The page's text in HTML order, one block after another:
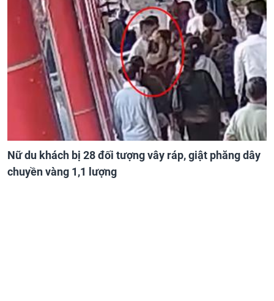
Nữ du khách bị 28 đối tượng vây ráp, giật phăng dây
chuyền vàng 1,1 lượng